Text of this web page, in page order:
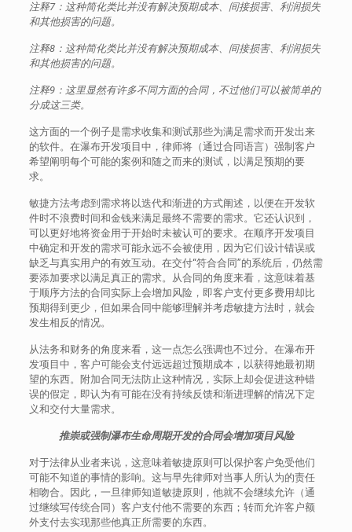
注释7：这种简化类比并没有解决预期成本、间接损害、利润损失
和其他损害的问题。
注释8：这种简化类比并没有解决预期成本、间接损害、利润损失
和其他损害的问题。
注释9：这里显然有许多不同方面的合同，不过他们可以被简单的
分成这三类。
这方面的一个例子是需求收集和测试那些为满足需求而开发出来
的软件。在瀑布开发项目中，律师将（通过合同语言）强制客户
希望阐明每个可能的案例和随之而来的测试，以满足预期的要
求。
敏捷方法考虑到需求将以迭代和渐进的方式阐述，以便在开发软
件时不浪费时间和金钱来满足最终不需要的需求。它还认识到，
可以更好地将资金用于开始时未被认可的要求。在顺序开发项目
中确定和开发的需求可能永远不会被使用，因为它们设计错误或
缺乏与真实用户的有效互动。在交付“符合合同”的系统后，仍然需
要添加要求以满足真正的需求。从合同的角度来看，这意味着基
于顺序方法的合同实际上会增加风险，即客户支付更多费用却比
预期得到更少，但如果合同中能够理解并考虑敏捷方法时，就会
发生相反的情况。
从法务和财务的角度来看，这一点怎么强调也不过分。在瀑布开
发项目中，客户可能会支付远远超过预期成本，以获得她最初期
望的东西。附加合同无法防止这种情况，实际上却会促进这种错
误的假定，即认为有可能在没有持续反馈和渐进理解的情况下定
义和交付大量需求。
推崇或强制瀑布生命周期开发的合同会增加项目风险
对于法律从业者来说，这意味着敏捷原则可以保护客户免受他们
可能不知道的事情的影响。这与早先律师对当事人所认为的责任
相吻合。因此，一旦律师知道敏捷原则，他就不会继续允许（通
过继续写传统合同）客户支付他不需要的东西；转而允许客户额
外支付去实现那些他真正所需要的东西。